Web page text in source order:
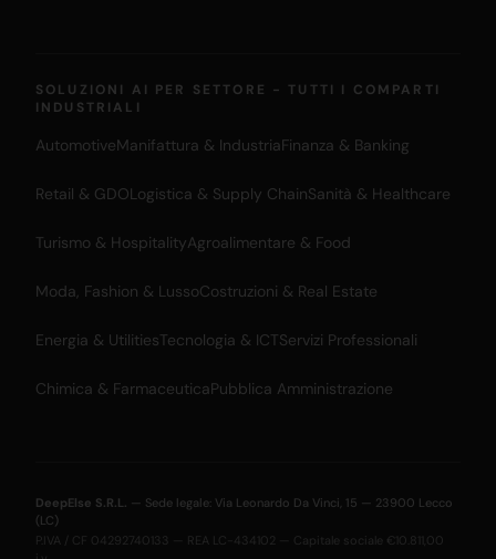
SOLUZIONI AI PER SETTORE - TUTTI I COMPARTI
INDUSTRIALI
AutomotiveManifattura & IndustriaFinanza & Banking
Retail & GDOLogistica & Supply ChainSanità & Healthcare
Turismo & HospitalityAgroalimentare & Food
Moda, Fashion & LussoCostruzioni & Real Estate
Energia & UtilitiesTecnologia & ICTServizi Professionali
Chimica & FarmaceuticaPubblica Amministrazione
DeepElse S.R.L. — Sede legale: Via Leonardo Da Vinci, 15 — 23900 Lecco
(LC)
P.IVA / CF 04292740133 — REA LC-434102 — Capitale sociale €10.811,00